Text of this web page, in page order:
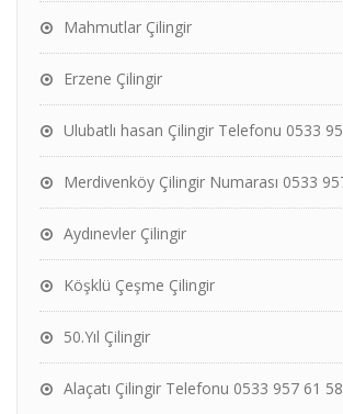
Mahmutlar Çilingir
Erzene Çilingir
Ulubatlı hasan Çilingir Telefonu 0533
Merdivenköy Çilingir Numarası 0533
Aydınevler Çilingir
Köşklü Çeşme Çilingir
50.Yıl Çilingir
Alaçatı Çilingir Telefonu 0533 957 61 58